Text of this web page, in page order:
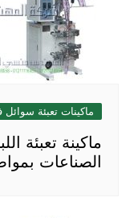
ماكينات تعبئة
ماكينة تعبئة
الصناعات